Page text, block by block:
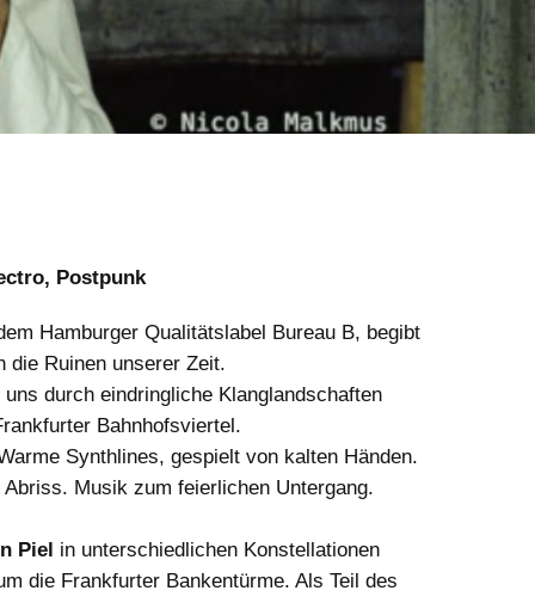
Postpunk
Hamburger Qualitätslabel Bureau B, begibt
die Ruinen unserer Zeit.
durch eindringliche Klanglandschaften
Bahnhofsviertel.
Synthlines, gespielt von kalten Händen.
Musik zum feierlichen Untergang.
Piel in unterschiedlichen Konstellationen
die Frankfurter Bankentürme. Als Teil des